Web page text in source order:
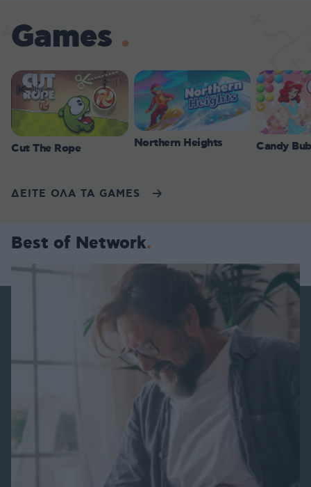
Games
Cut The Rope Northern Heights Candy
ΔΕΙΤΕ ΟΛΑ ΤΑ GAMES
Best of Network